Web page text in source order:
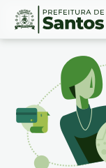
Ir
Conteúdo